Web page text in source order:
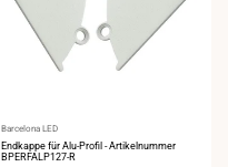
Anbieter:
Barcelona LED
Endkappe für Alu-Profil - Artikelnummer
BPERFALP127-R